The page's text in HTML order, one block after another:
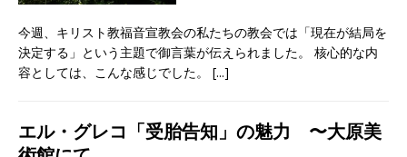
今週、キリスト教福音宣教会の私たちの教会では「現在が結局を
決定する」という主題で御言葉が伝えられました。 核心的な内
容としては、こんな感じでした。 [...]
エル・グレコ「受胎告知」の魅力 〜大原美